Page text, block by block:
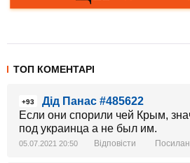
ТОП КОМЕНТАРІ
+93
Дід Панас #485622
Если они спорили чей Крым,
под украинца а не был им.
05.07.2021 20:50 Відповісти